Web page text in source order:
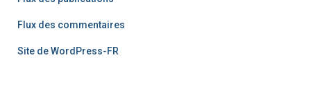
Flux des commentaires
Site de WordPress-FR